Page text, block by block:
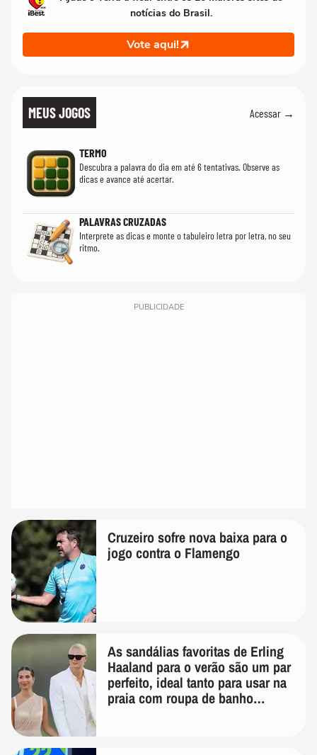
notícias do Brasil.
Vote aqui!
MEUS JOGOS Acessar →
TERMO
Descubra a palavra do dia em até 6 tentativas. Observe as
dicas e avance até acertar.
PALAVRAS CRUZADAS
Interprete as dicas e monte o tabuleiro letra por letra, no seu
ritmo.
PUBLICIDADE
Cruzeiro sofre nova baixa para o
jogo contra o Flamengo
As sandálias favoritas de Erling
Haaland para o verão são um par
perfeito, ideal tanto para usar na
praia com roupa de banho